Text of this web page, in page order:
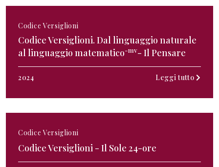
Codice Versiglioni
Codice Versiglioni. Dal linguaggio naturale
al linguaggio matematico-mv- Il Pensare
2024 Leggi tutto
Codice Versiglioni
Codice Versiglioni - Il Sole 24-ore